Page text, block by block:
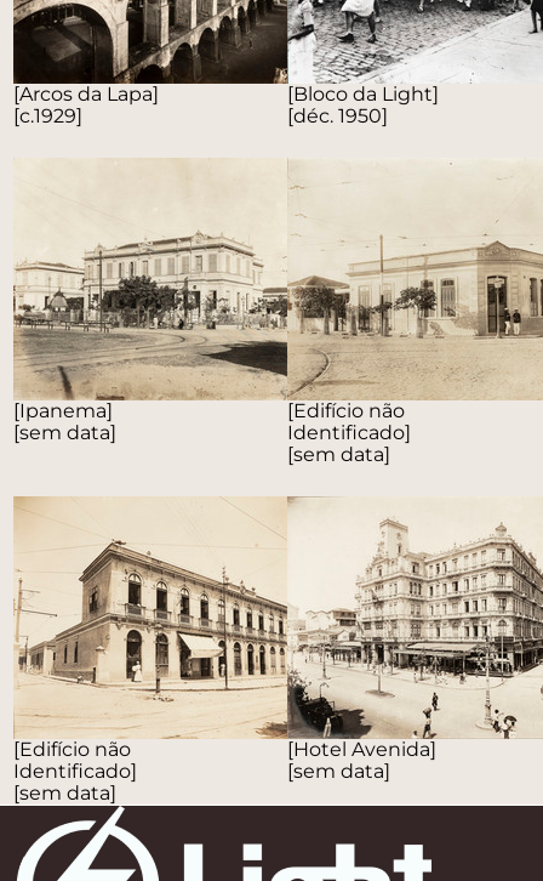
[Arcos da Lapa]
[c.1929]
[Bloco da Light]
[déc. 1950]
[Ipanema]
[sem data]
[Edifício não
Identificado]
[sem data]
[Edifício não
Identificado]
[sem data]
[Hotel Avenida]
[sem data]